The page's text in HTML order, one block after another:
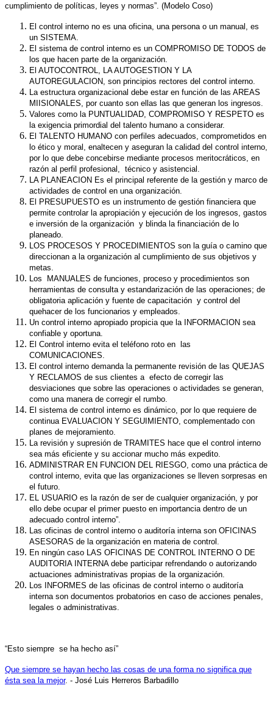
cumplimiento de políticas, leyes y normas”. (Modelo Coso)
El control interno no es una oficina, una persona o un manual, es
un SISTEMA.
El sistema de control interno es un COMPROMISO DE TODOS de
los que hacen parte de la organización.
El AUTOCONTROL, LA AUTOGESTION Y LA
AUTOREGULACION, son principios rectores del control interno.
La estructura organizacional debe estar en función de las AREAS
MIISIONALES, por cuanto son ellas las que generan los ingresos.
Valores como la PUNTUALIDAD, COMPROMISO Y RESPETO es
la exigencia primordial del talento humano a considerar.
El TALENTO HUMANO con perfiles adecuados, comprometidos en
lo ético y moral, enaltecen y aseguran la calidad del control interno,
por lo que debe concebirse mediante procesos meritocráticos, en
razón al perfil profesional, técnico y asistencial.
LA PLANEACION Es el principal referente de la gestión y marco de
actividades de control en una organización.
El PRESUPUESTO es un instrumento de gestión financiera que
permite controlar la apropiación y ejecución de los ingresos, gastos
e inversión de la organización y blinda la financiación de lo
planeado.
LOS PROCESOS Y PROCEDIMIENTOS son la guía o camino que
direccionan a la organización al cumplimiento de sus objetivos y
metas.
Los MANUALES de funciones, proceso y procedimientos son
herramientas de consulta y estandarización de las operaciones; de
obligatoria aplicación y fuente de capacitación y control del
quehacer de los funcionarios y empleados.
Un control interno apropiado propicia que la INFORMACION sea
confiable y oportuna.
El Control interno evita el teléfono roto en las
COMUNICACIONES.
El control interno demanda la permanente revisión de las QUEJAS
Y RECLAMOS de sus clientes a efecto de corregir las
desviaciones que sobre las operaciones o actividades se generan,
como una manera de corregir el rumbo.
El sistema de control interno es dinámico, por lo que requiere de
continua EVALUACION Y SEGUIMIENTO, complementado con
planes de mejoramiento.
La revisión y supresión de TRAMITES hace que el control interno
sea más eficiente y su accionar mucho más expedito.
ADMINISTRAR EN FUNCION DEL RIESGO, como una práctica de
control interno, evita que las organizaciones se lleven sorpresas en
el futuro.
EL USUARIO es la razón de ser de cualquier organización, y por
ello debe ocupar el primer puesto en importancia dentro de un
adecuado control interno”.
Las oficinas de control interno o auditoría interna son OFICINAS
ASESORAS de la organización en materia de control.
En ningún caso LAS OFICINAS DE CONTROL INTERNO O DE
AUDITORIA INTERNA debe participar refrendando o autorizando
actuaciones administrativas propias de la organización.
Los INFORMES de las oficinas de control interno o auditoría
interna son documentos probatorios en caso de acciones penales,
legales o administrativas.
“Esto siempre se ha hecho así”
Que siempre se hayan hecho las cosas de una forma no significa que
ésta sea la mejor. - José Luis Herreros Barbadillo